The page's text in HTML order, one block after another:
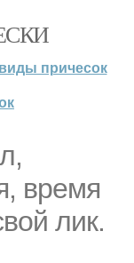
виды причесок
время
лик.